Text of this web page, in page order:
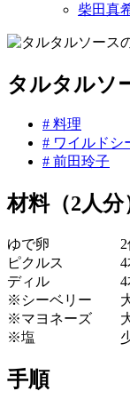
柴田真
タルタルソ
# 料理
# ワイルドシ
# 前田玲子
材料（2人分
ゆで卵 2
ピクルス 4
ディル 4
※シーベリー 大
※マヨネーズ 大
※塩 少
手順